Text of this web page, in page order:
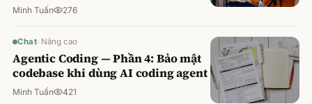
Minh Tuấn 276
Chat· Nâng cao
Agentic Coding — Phần 4: Bảo mật
codebase khi dùng AI coding agent
Minh Tuấn 421